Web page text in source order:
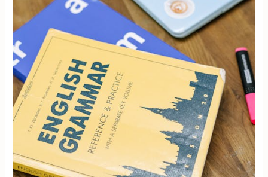
被
神
話
的
真
相，
和
台
灣
不
願